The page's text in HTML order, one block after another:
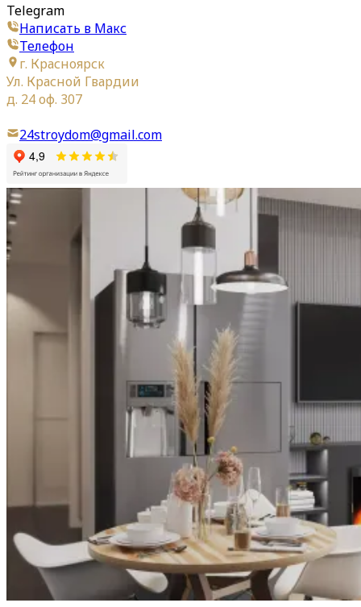
Telegram
Написать в Макс
Телефон
г. Красноярск
Ул. Красной Гвардии
д. 24 оф. 307
24stroydom@gmail.com